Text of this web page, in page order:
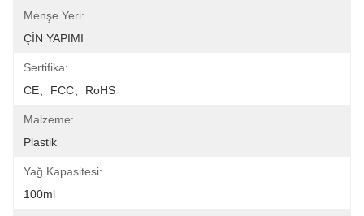
Menşe Yeri:
ÇİN YAPIMI
Sertifika:
CE、FCC、RoHS
Malzeme:
Plastik
Yağ Kapasitesi:
100ml